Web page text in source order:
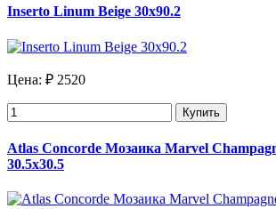
Inserto Linum Beige 30x90.2
Цена: ₽ 2520
Купить
Atlas Concorde Мозаика Marvel
30.5х30.5